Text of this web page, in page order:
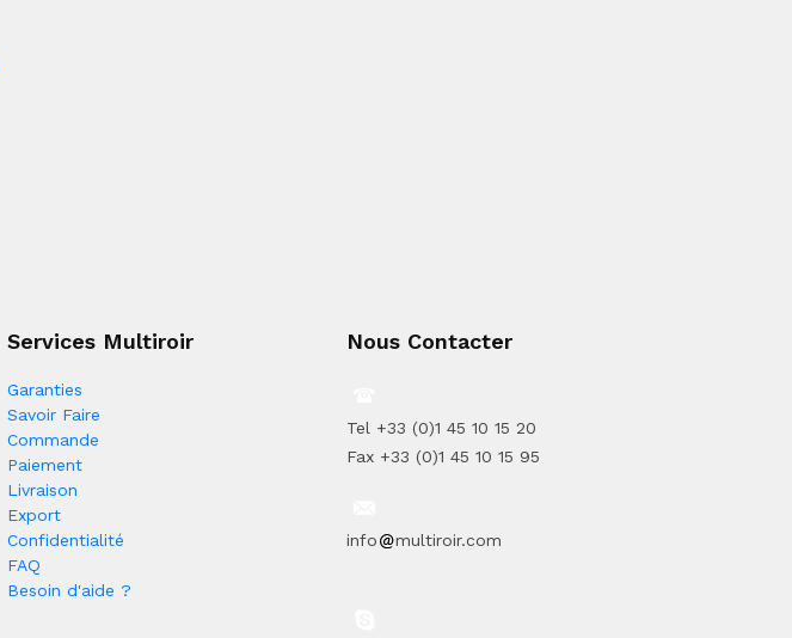
Services Multiroir
Garanties
Savoir Faire
Commande
Paiement
Livraison
Export
Confidentialité
FAQ
Besoin d'aide ?
Nous Contacter
Tel +33 (0)1 45 10 15 20
Fax +33 (0)1 45 10 15 95
info multiroir.com